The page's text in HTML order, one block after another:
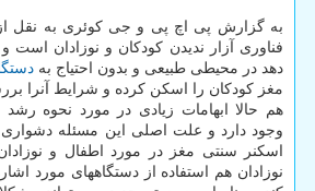
به گزارش پی اچ پی و جی کوئری به نقل
فناوری آزار ندیدن کودکان و نوزادان
دهد در محیطی طبیعی و بدون احتیاج به
مغز کودکان را اسکن کرده و شرایط آنرا
هم حالا ابهامات زیادی در مورد نحوه
وجود دارد و علت اصلی این مسئله دشواری
اسکنر سنتی مغز در مورد اطفال و
نوزادان هم استفاده از دستگاههای مورد